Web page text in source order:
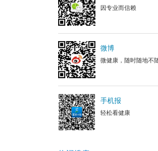
因专业而信赖
微博
微健康，随时随地不
手机报
轻松看健康